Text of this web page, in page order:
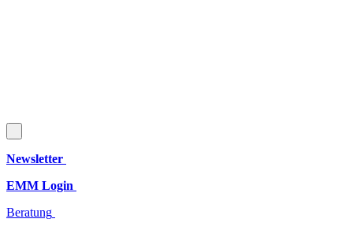
Newsletter
EMM Login
Beratung